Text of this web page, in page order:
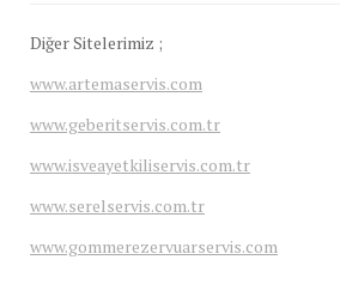
Diğer Sitelerimiz ;
www.artemaservis.com
www.geberitservis.com.tr
www.isveayetkiliservis.com.tr
www.serelservis.com.tr
www.gommerezervuarservis.com